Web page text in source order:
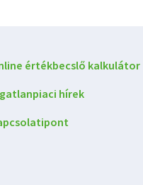
értékbecslő kalkulátor
hírek